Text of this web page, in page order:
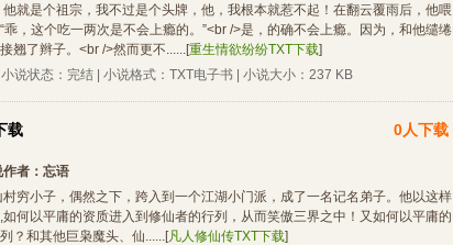
就是个祖宗，我不过是个头牌，他，我根本就惹不起！在翻云覆雨后，他喂
乖，这个吃一两次是不会上瘾的。”<br />是，的确不会上瘾。因为，和他缱绻
翘了辫子。<br />然而更不......[重生情欲纷纷TXT下载]
| 小说状态：完结 | 小说格式：TXT电子书 | 小说大小：237 KB
载 0人下载
者： 忘语
穷小子，偶然之下，跨入到一个江湖小门派，成了一名记名弟子。他以这样
何以平庸的资质进入到修仙者的行列，从而笑傲三界之中！又如何以平庸的
？和其他巨枭魔头、仙......[凡人修仙传TXT下载]